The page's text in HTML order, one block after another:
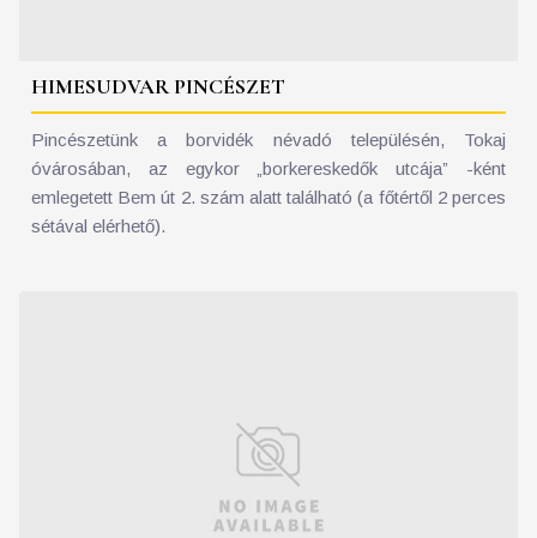
HIMESUDVAR PINCÉSZET
Pincészetünk a borvidék névadó településén, Tokaj
óvárosában, az egykor „borkereskedők utcája” -ként
emlegetett Bem út 2. szám alatt található (a főtértől 2 perces
sétával elérhető).